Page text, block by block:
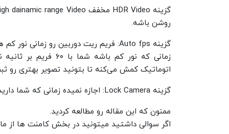
روشن باشه.
گزینه Auto fps: فریم ریت دوربین رو زمانی نور کم هست، کم می‌کنه.
زمانی که نور کم
اتوماتیک کمش می‌کنه تا بتونید تصویر بهتری رو
گزینه Lock Camera: اجازه نمیده زمانی که شما دارید فیلم برداری میکنید اتوماتیک لنز ها تغییر بکنن.
ممنون که این مقاله رو مطالعه کردید.
اگر سوالی داشتید میتونید در بخش کامنت ها از